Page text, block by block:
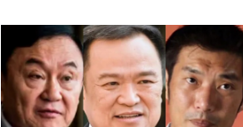
มหาดไทยถืออำนาจร่วมกับนายกรัฐมนต
เรื่องแบบนี้ให้มหาดไทยลูกเดียว